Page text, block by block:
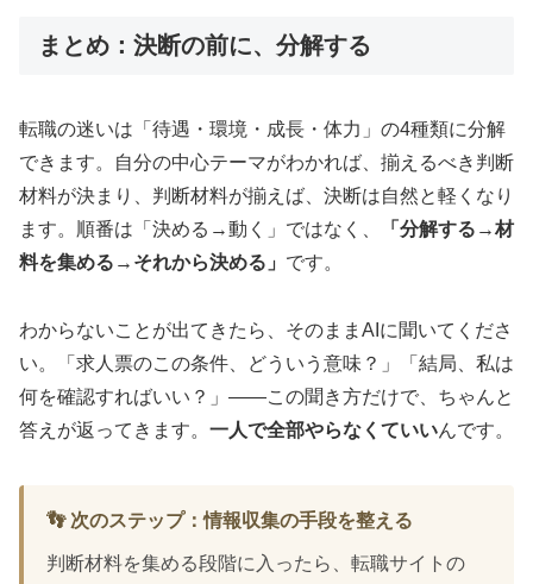
まとめ：決断の前に、分解する
転職の迷いは「待遇・環境・成長・体力」の4種類に分解
できます。自分の中心テーマがわかれば、揃えるべき判断
材料が決まり、判断材料が揃えば、決断は自然と軽くなり
ます。順番は「決める→動く」ではなく、
「分解する→材
料を集める→それから決める」 です。
わからないことが出てきたら、そのままAIに聞いてくださ
い。「求人票のこの条件、どういう意味？」「結局、私は
何を確認すればいい？」——この聞き方だけで、ちゃんと
答えが返ってきます。 一人で全部やらなくていいんです。
👣 次のステップ：情報収集の手段を整える
判断材料を集める段階に入ったら、転職サイトの